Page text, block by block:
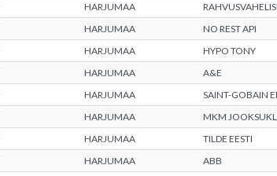
HARJUMAA
HARJUMAA
NO REST API
HARJUMAA
HYPO TONY
HARJUMAA
A&E
HARJUMAA
SAINT-GOBAIN
HARJUMAA
MKM
HARJUMAA
TILDE EESTI
HARJUMAA
ABB